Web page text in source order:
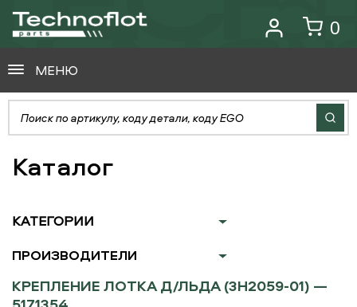
0
МЕНЮ
Каталог
КАТЕГОРИИ
ПРОИЗВОДИТЕЛИ
КРЕПЛЕНИЕ ЛОТКА Д/ЛЬДА (3H2059-01) —